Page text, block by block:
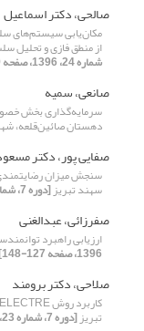
صالحی، دکتر اسماعیل
مکان‌‌‌یابی سیستم‌های
از منطق فازی و تحلیل
شماره 24، 1396، صفحه 39-56]
صانعی، سمیه
سرمایه‌گذاری‌ بخش
دهستان صائین‌قلعه،
صفایی پور، دکتر
سنجش میزان
سهند تبریز[دوره 7، شماره 23، 1396، صفحه 149-164]
صفرزائی، عبدالغنی
ارزیابی راهبرد
1396، صفحه 127-148]
صلاحی، دکتر برومند
تبریز[دوره 7، شماره 23، 1396، صفحه 215-238]